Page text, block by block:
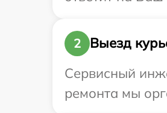
2
Выезд
Сервисный
ремонта мы